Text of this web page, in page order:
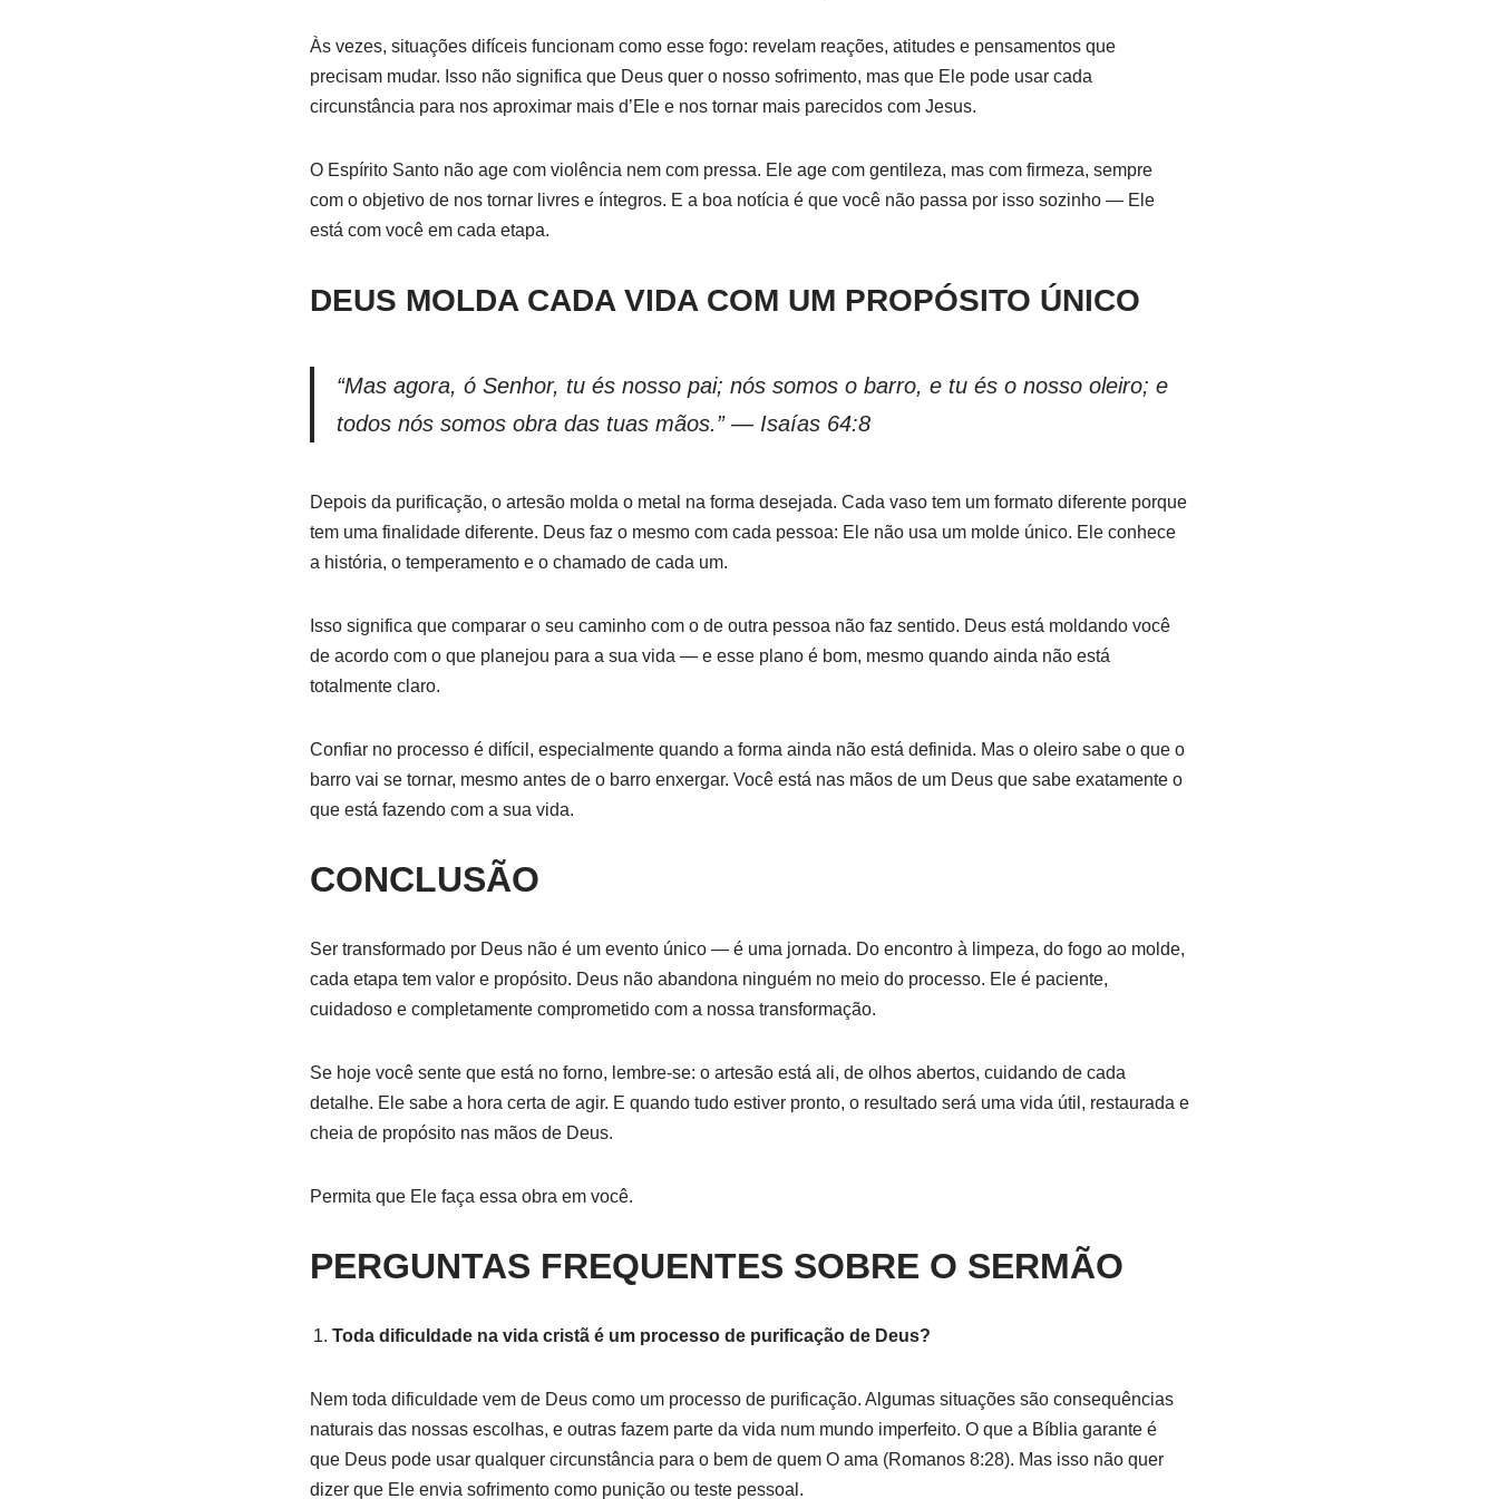
Às vezes, situações difíceis funcionam como esse fogo: revelam reações, atitudes e pensamentos que
precisam mudar. Isso não significa que Deus quer o nosso sofrimento, mas que Ele pode usar cada
circunstância para nos aproximar mais d’Ele e nos tornar mais parecidos com Jesus.
O Espírito Santo não age com violência nem com pressa. Ele age com gentileza, mas com firmeza, sempre
com o objetivo de nos tornar livres e íntegros. E a boa notícia é que você não passa por isso sozinho — Ele
está com você em cada etapa.
DEUS MOLDA CADA VIDA COM UM PROPÓSITO ÚNICO
“Mas agora, ó Senhor, tu és nosso pai; nós somos o barro, e tu és o nosso oleiro; e
todos nós somos obra das tuas mãos.” — Isaías 64:8
Depois da purificação, o artesão molda o metal na forma desejada. Cada vaso tem um formato diferente porque
tem uma finalidade diferente. Deus faz o mesmo com cada pessoa: Ele não usa um molde único. Ele conhece
a história, o temperamento e o chamado de cada um.
Isso significa que comparar o seu caminho com o de outra pessoa não faz sentido. Deus está moldando você
de acordo com o que planejou para a sua vida — e esse plano é bom, mesmo quando ainda não está
totalmente claro.
Confiar no processo é difícil, especialmente quando a forma ainda não está definida. Mas o oleiro sabe o que o
barro vai se tornar, mesmo antes de o barro enxergar. Você está nas mãos de um Deus que sabe exatamente o
que está fazendo com a sua vida.
CONCLUSÃO
Ser transformado por Deus não é um evento único — é uma jornada. Do encontro à limpeza, do fogo ao molde,
cada etapa tem valor e propósito. Deus não abandona ninguém no meio do processo. Ele é paciente,
cuidadoso e completamente comprometido com a nossa transformação.
Se hoje você sente que está no forno, lembre-se: o artesão está ali, de olhos abertos, cuidando de cada
detalhe. Ele sabe a hora certa de agir. E quando tudo estiver pronto, o resultado será uma vida útil, restaurada e
cheia de propósito nas mãos de Deus.
Permita que Ele faça essa obra em você.
PERGUNTAS FREQUENTES SOBRE O SERMÃO
Toda dificuldade na vida cristã é um processo de purificação de Deus?
Nem toda dificuldade vem de Deus como um processo de purificação. Algumas situações são consequências
naturais das nossas escolhas, e outras fazem parte da vida num mundo imperfeito. O que a Bíblia garante é
que Deus pode usar qualquer circunstância para o bem de quem O ama (Romanos 8:28). Mas isso não quer
dizer que Ele envia sofrimento como punição ou teste pessoal.